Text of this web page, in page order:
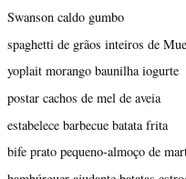
Swanson caldo gumbo
spaghetti de grãos inteiros de
yoplait morango baunilha iogurte
postar cachos de mel de aveia
estabelece barbecue batata frita
bife prato pequeno-almoço de